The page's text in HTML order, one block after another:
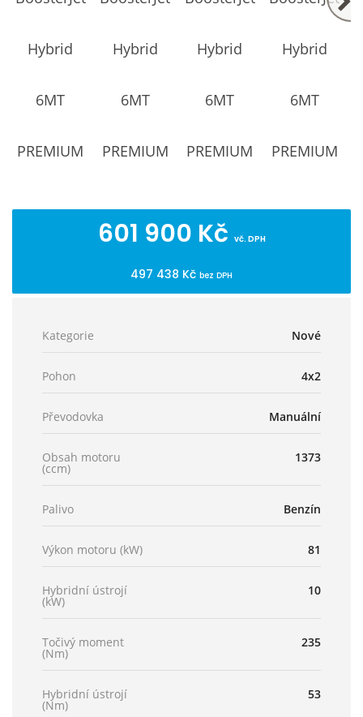
601 900 Kč vč. DPH
497 438 Kč bez DPH
Kategorie Nové
Pohon 4x2
Převodovka Manuální
Obsah motoru
(ccm)
1373
Palivo Benzín
Výkon motoru (kW) 81
Hybridní ústrojí
(kW)
10
Točivý moment
(Nm)
235
Hybridní ústrojí
(Nm)
53